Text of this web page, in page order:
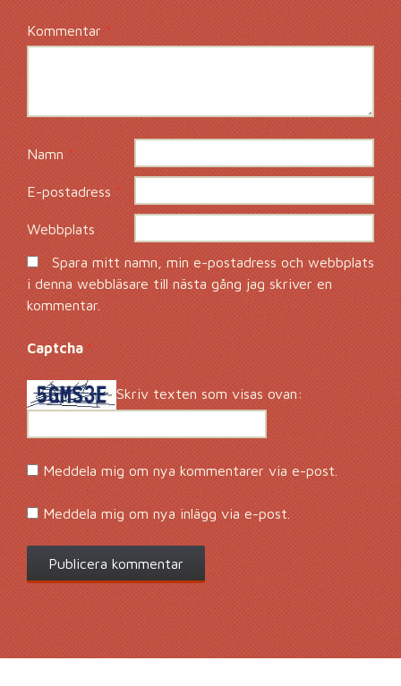
Kommentar *
Namn *
E-postadress*
Webbplats
Spara mitt namn, min e-postadress och webbplats
i denna webbläsare till nästa gång jag skriver en
kommentar.
Captcha*
Skriv texten som visas ovan:
Meddela mig om nya kommentarer via e-post.
Meddela mig om nya inlägg via e-post.